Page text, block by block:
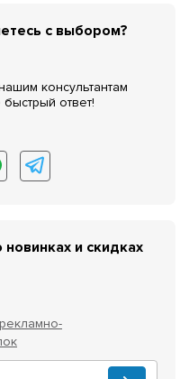
с выбором?
консультантам
ответ!
и скидках
рекламно-